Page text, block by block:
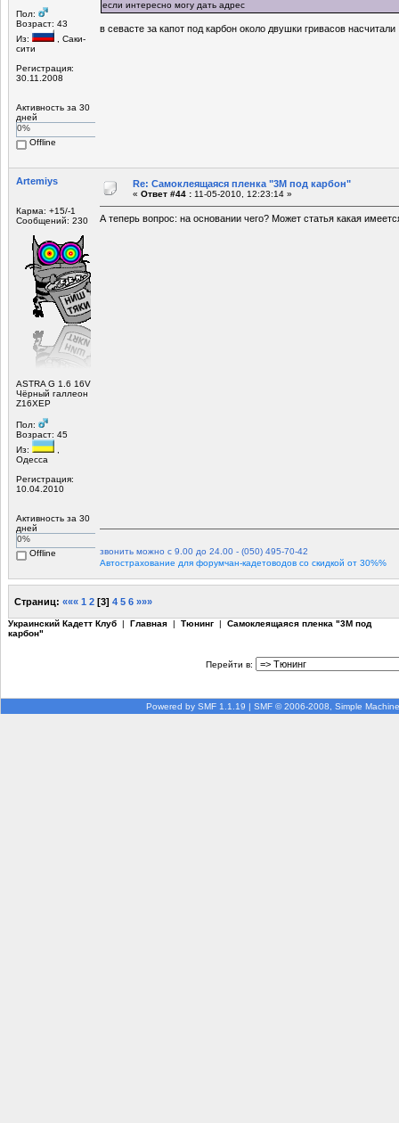
Пол:
Возраст: 43
Из:
, Саки-
сити
Регистрация:
30.11.2008
Активность за 30
дней
0%
Offline
если интересно могу дать адрес
в севасте за капот под карбон около двушки гривасов насчитали
Artemiys
Карма: +15/-1
Сообщений: 230
ASTRA G 1.6 16V
Чёрный галлеон
Z16ХЕР
Пол:
Возраст: 45
Из:
Одесса
Регистрация:
10.04.2010
Активность за 30
дней
0%
Offline
Re: Самоклеящаяся пленка "3М под карбон"
« Ответ #44 : 11-05-2010, 12:23:14 »
А теперь вопрос: на основании чего? Может статья какая
звонить можно с 9.00 до 24.00 - (050) 495-70-42
Автострахование для форумчан-кадетоводов со скидкой от 30%%
Страниц: ««« 1 2 [3] 4 5 6 »»»
Украинский Кадетт Клуб | Главная | Тюнинг | Самоклеящаяся пленка "3М под
карбон"
Перейти в:
Powered by SMF 1.1.19 | SMF © 2006-2008, Simple